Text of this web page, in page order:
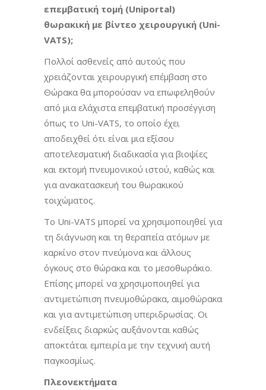
επεμβατική τομή (Uniportal)
θωρακική με βίντεο χειρουργική (Uni-
VATS);
Πολλοί ασθενείς από αυτούς που
χρειάζονται χειρουργική επέμβαση στο
Θώρακα θα μπορούσαν να επωφεληθούν
από μια ελάχιστα επεμβατική προσέγγιση
όπως το Uni-VATS, το οποίο έχει
αποδειχθεί ότι είναι μια εξίσου
αποτελεσματική διαδικασία για βιοψίες
και εκτομή πνευμονικού ιστού, καθώς και
για ανακατασκευή του θωρακικού
τοιχώματος.
Το Uni-VATS μπορεί να χρησιμοποιηθεί για
τη διάγνωση και τη θεραπεία ατόμων με
καρκίνο στον πνεύμονα και άλλους
όγκους στο θώρακα και το μεσοθωράκιο.
Επίσης μπορεί να χρησιμοποιηθεί για
αντιμετώπιση πνευμοθώρακα, αιμοθώρακα
και για αντιμετώπιση υπεριδρωσίας. Οι
ενδείξεις διαρκώς αυξάνονται καθώς
αποκτάται εμπειρία με την τεχνική αυτή
παγκοσμίως.
Πλεονεκτήματα